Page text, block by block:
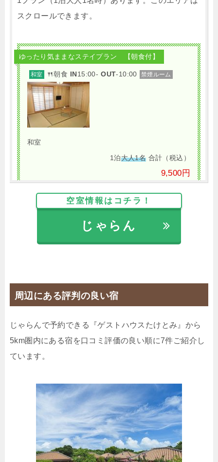
スクロールできます。
ゆったり気ままなステイプラン 【朝食付】
和室 🍴朝食 IN15:00- OUT-10:00 禁煙ルーム
和室
1泊大人1名 合計（税込）
9,500円
【選べるお部屋と価格】空室情報はコチラ！
じゃらん
周辺にある評判の良い宿
じゃらんで予約できる『ゲストハウスたけとみ』から
5km圏内にある宿を口コミ評価の良い順に7件ご紹介し
ています。